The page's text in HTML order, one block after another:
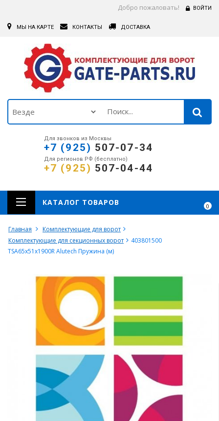
Добро пожаловать! ВОЙТИ
МЫ НА КАРТЕ КОНТАКТЫ ДОСТАВКА
Для звонков из Москвы
+7 (925) 507-07-34
Для регионов РФ (бесплатно)
+7 (925) 507-04-44
0
КАТАЛОГ ТОВАРОВ
Главная
Комплектующие для ворот
Комплектующие для секционных ворот
403801500
TSA65x51x1900R Alutech Пружина (м)